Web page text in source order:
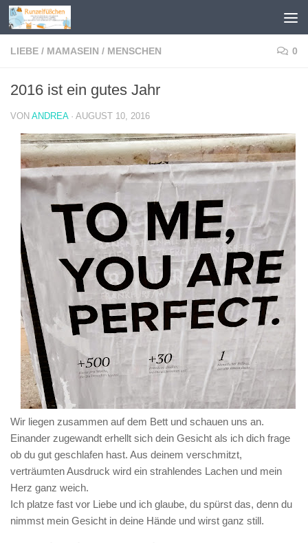
Zum Inhalt springen
LIEBE / MAMASEIN / MENSCHEN 0
2016 ist ein gutes Jahr
VON ANDREA · AUGUST 10, 2016
Wir liegen zusammen auf dem Bett und schauen uns an.
Einander zugewandt erhellt sich dein Gesicht als ich dich frage
ob du gut geschlafen hast. Aus deinem verschmitzt,
verträumten Ausdruck wird ein strahlendes Lachen und mein
Herz ganz weich.
Ich platze fast vor Liebe und ich glaube, du spürst das, denn du
nimmst mein Gesicht in deine Hände und wirst ganz still.